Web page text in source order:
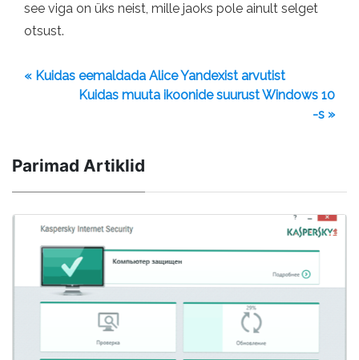
see viga on üks neist, mille jaoks pole ainult selget
otsust.
« Kuidas eemaldada Alice Yandexist arvutist
Kuidas muuta ikoonide suurust Windows 10
-s »
Parimad Artiklid